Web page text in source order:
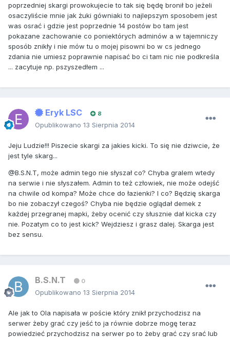
poprzedniej skargi prowokujecie to tak się będę bronił bo jeżeli
osaczyliście mnie jak żuki gówniaki to najlepszym sposobem jest
was osrać i gdzie jest poprzednie 14 postów bo tam jest
pokazane zachowanie co poniektórych adminów a w tajemniczy
sposób znikły i nie mów tu o mojej pisowni bo w cs jednego
zdania nie umiesz poprawnie napisać bo ci tam nic nie podkreśla
... zacytuje np. pszyszedłem ...
Eryk LSC 8
Opublikowano 13 Sierpnia 2014
Jeju Ludzie!!! Piszecie skargi za jakies kicki. To się nie dziwcie, że
jest tyle skarg...
@B.S.N.T, może admin tego nie słyszał co? Chyba gralem wtedy
na serwie i nie słyszałem. Admin to też człowiek, nie może odejść
na chwile od kompa? Może chce do łazienki? I co? Będzię skarga
bo nie zobaczył czegoś? Chyba nie będzie oglądał demek z
każdej przegranej mapki, żeby ocenić czy słusznie dał kicka czy
nie. Pozatym co to jest kick? Wejdziesz i grasz dalej. Skarga jest
bez sensu.
B.S.N.T 0
Opublikowano 13 Sierpnia 2014
Ale jak to Ola napisała w poście który znikł przychodzisz na
serwer żeby grać czy jeść to ja równie dobrze mogę teraz
powiedzieć przychodzisz na serwer po to żeby grać czy srać lub